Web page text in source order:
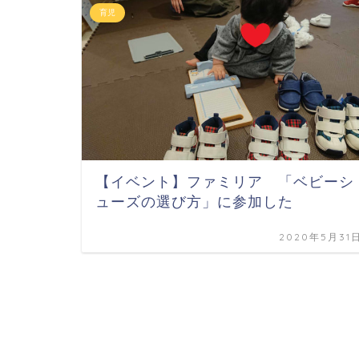
育児
【イベント】ファミリア 「ベビーシ
ューズの選び方」に参加した
2020年5月31